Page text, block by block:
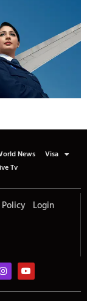
News
Visa
Tv
Login